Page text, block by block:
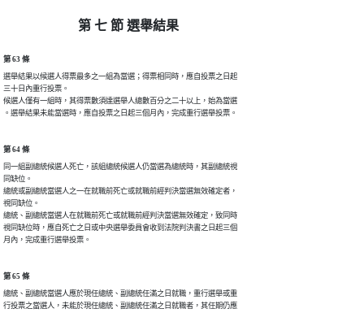
第 七 節 選舉結果
第 63 條
選舉結果以候選人得票最多之一組為當選；得票相同時，應自投票之日起
三十日內重行投票。
候選人僅有一組時，其得票數須達選舉人總數百分之二十以上，始為當選
。選舉結果未能當選時，應自投票之日起三個月內，完成重行選舉投票。
第 64 條
同一組副總統候選人死亡，該組總統候選人仍當選為總統時，其副總統視
同缺位。
總統或副總統當選人之一在就職前死亡或就職前經判決當選無效確定者，
視同缺位。
總統、副總統當選人在就職前死亡或就職前經判決當選無效確定，致同時
視同缺位時，應自死亡之日或中央選舉委員會收到法院判決書之日起三個
月內，完成重行選舉投票。
第 65 條
總統、副總統當選人應於現任總統、副總統任滿之日就職，重行選舉或重
行投票之當選人，未能於現任總統、副總統任滿之日就職者，其任期仍應